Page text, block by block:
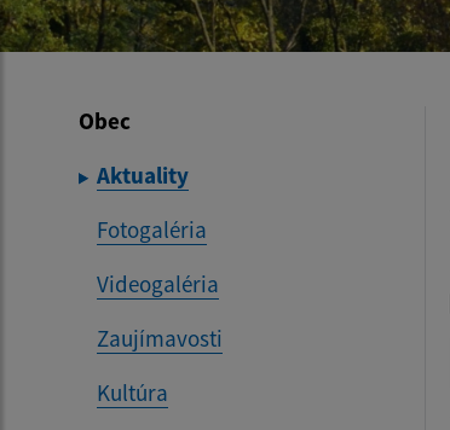
Obec
Aktuality
Fotogaléria
Videogaléria
Zaujímavosti
Kultúra